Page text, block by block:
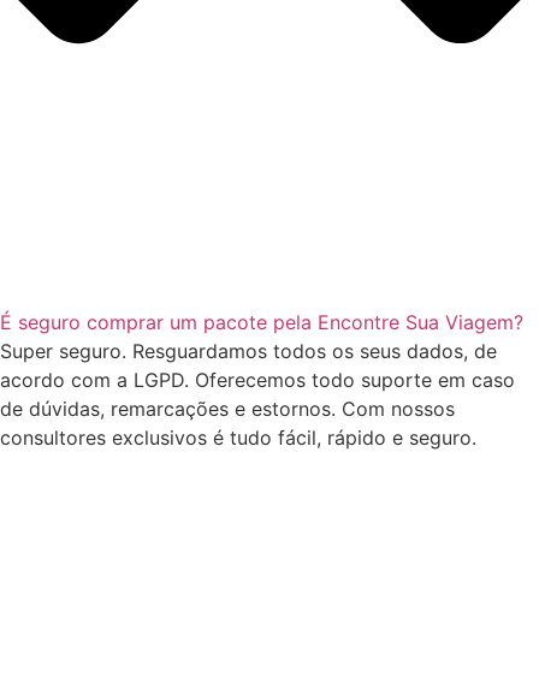
É seguro comprar um pacote pela Encontre Sua Viagem?
Super seguro. Resguardamos todos os seus dados, de
acordo com a LGPD. Oferecemos todo suporte em caso
de dúvidas, remarcações e estornos. Com nossos
consultores exclusivos é tudo fácil, rápido e seguro.